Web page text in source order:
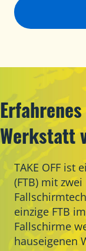
Werkstatt
TAKE OFF ist
(FTB) mit
einzige FTB
Fallschirme
hauseigenen